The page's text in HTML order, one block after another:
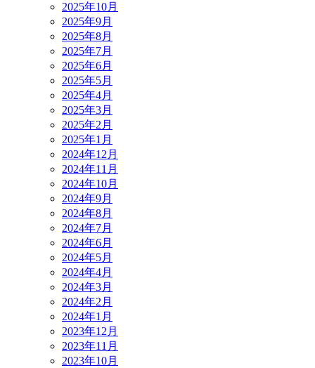
2025年10月
2025年9月
2025年8月
2025年7月
2025年6月
2025年5月
2025年4月
2025年3月
2025年2月
2025年1月
2024年12月
2024年11月
2024年10月
2024年9月
2024年8月
2024年7月
2024年6月
2024年5月
2024年4月
2024年3月
2024年2月
2024年1月
2023年12月
2023年11月
2023年10月